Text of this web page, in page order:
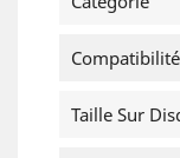
Compatibilité
Taille Sur